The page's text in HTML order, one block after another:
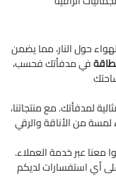
حول النار، مما يضمن
في مدفأتك فحسب،
لمدفأتك. مع منتجاتنا،
من الأناقة والرقي
معنا عبر خدمة العملاء.